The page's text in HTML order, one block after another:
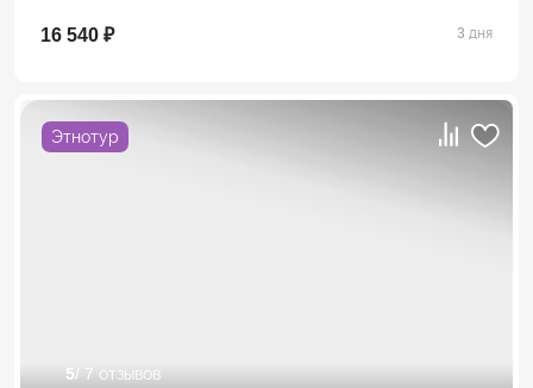
16 540 ₽ 3 дня
Этнотур
5/ 7 отзывов